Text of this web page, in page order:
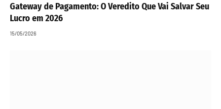
Gateway de Pagamento: O Veredito Que Vai Salvar Seu
Lucro em 2026
15/05/2026